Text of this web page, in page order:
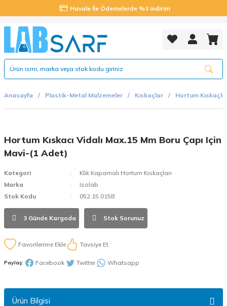
Havale İle Ödemelerde %3 indirim
Anasayfa Plastik-Metal Malzemeler Kıskaçlar Hortum
Hortum Kıskacı Vidalı Max.15 Mm Boru Çapı Için
Mavi-(1 Adet)
Kategori
Klik Kapamalı Hortum Kıskaçları
Marka
Isolab
Stok Kodu
052.15.015B
3 Günde Kargoda Stok Sorunuz
Tavsiye Et
Paylaş: Facebook Twitter Whatsapp
Ürün Bilgisi